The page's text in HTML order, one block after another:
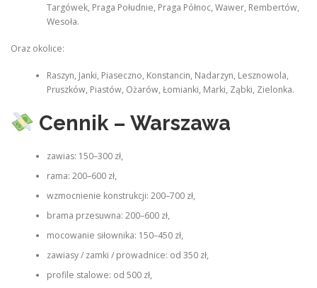
Targówek, Praga Południe, Praga Północ, Wawer, Rembertów,
Wesoła.
Oraz okolice:
Raszyn, Janki, Piaseczno, Konstancin, Nadarzyn, Lesznowola,
Pruszków, Piastów, Ożarów, Łomianki, Marki, Ząbki, Zielonka.
Cennik – Warszawa
zawias: 150–300 zł,
rama: 200–600 zł,
wzmocnienie konstrukcji: 200–700 zł,
brama przesuwna: 200–600 zł,
mocowanie siłownika: 150–450 zł,
zawiasy / zamki / prowadnice: od 350 zł,
profile stalowe: od 500 zł,